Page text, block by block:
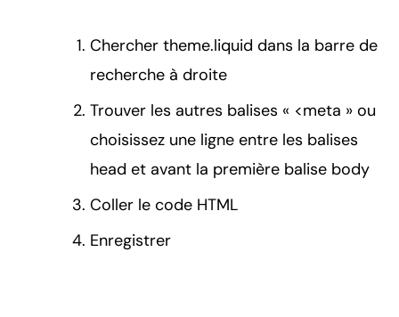
Chercher theme.liquid dans la barre de
recherche à droite
Trouver les autres balises « <meta » ou
choisissez une ligne entre les balises
head et avant la première balise body
Coller le code HTML
Enregistrer